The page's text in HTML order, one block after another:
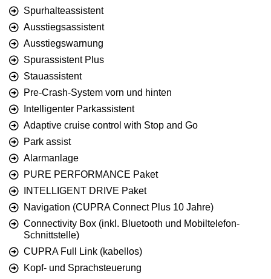
Spurhalteassistent
Ausstiegsassistent
Ausstiegswarnung
Spurassistent Plus
Stauassistent
Pre-Crash-System vorn und hinten
Intelligenter Parkassistent
Adaptive cruise control with Stop and Go
Park assist
Alarmanlage
PURE PERFORMANCE Paket
INTELLIGENT DRIVE Paket
Navigation (CUPRA Connect Plus 10 Jahre)
Connectivity Box (inkl. Bluetooth und Mobiltelefon-
Schnittstelle)
CUPRA Full Link (kabellos)
Kopf- und Sprachsteuerung